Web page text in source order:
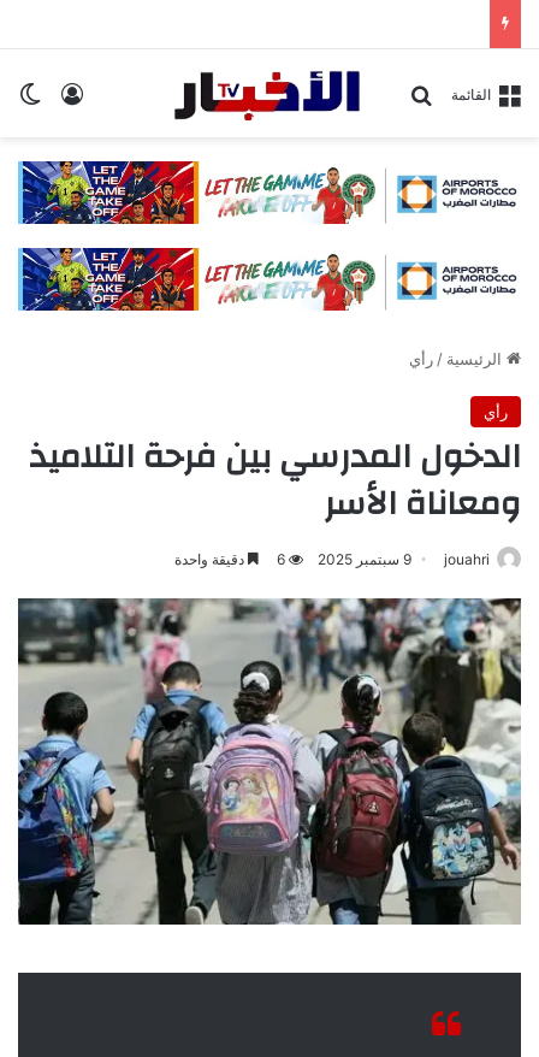
القائمة بحث عن
الرئيسية /رأي
رأي
الدخول المدرسي بين فرحة التلاميذ
ومعاناة الأسر
jouahri 9 سبتمبر 2025 6 دقيقة واحدة